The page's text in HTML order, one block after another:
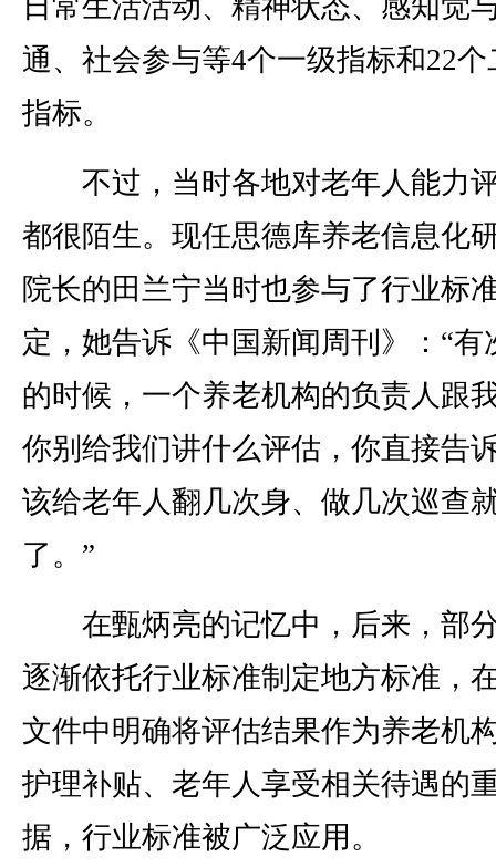
日常生活活动、精神状态、感知觉
通、社会参与等4个一级指标和22个
指标。
不过，当时各地对老年人能力
都很陌生。现任思德库养老信息化
院长的田兰宁当时也参与了行业标
定，她告诉《中国新闻周刊》：“有
的时候，一个养老机构的负责人跟
你别给我们讲什么评估，你直接告
该给老年人翻几次身、做几次巡查
了。”
在甄炳亮的记忆中，后来，部
逐渐依托行业标准制定地方标准，
文件中明确将评估结果作为养老机
护理补贴、老年人享受相关待遇的
据，行业标准被广泛应用。